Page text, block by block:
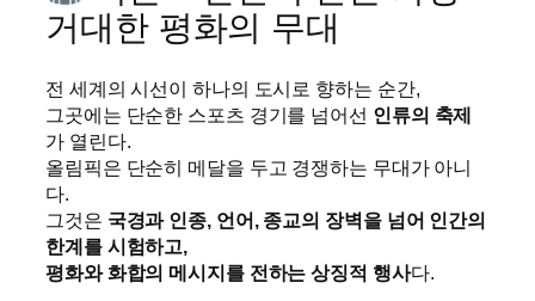
거대한 평화의 무대
전 세계의 시선이 하나의 도시로 향하는 순간,
그곳에는 단순한 스포츠 경기를 넘어선 인류의 축제
가 열린다.
올림픽은 단순히 메달을 두고 경쟁하는 무대가 아니
다.
그것은 국경과 인종, 언어, 종교의 장벽을 넘어 인간의
한계를 시험하고,
평화와 화합의 메시지를 전하는 상징적 행사다.